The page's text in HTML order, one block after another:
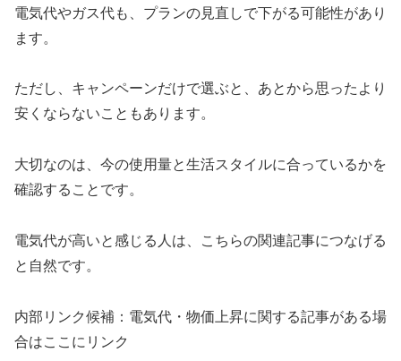
電気代やガス代も、プランの見直しで下がる可能性があり
ます。
ただし、キャンペーンだけで選ぶと、あとから思ったより
安くならないこともあります。
大切なのは、今の使用量と生活スタイルに合っているかを
確認することです。
電気代が高いと感じる人は、こちらの関連記事につなげる
と自然です。
内部リンク候補：電気代・物価上昇に関する記事がある場
合はここにリンク